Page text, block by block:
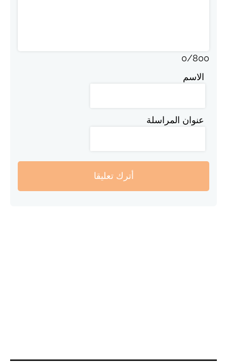
0/800
الاسم
عنوان المراسلة
أترك تعليقا